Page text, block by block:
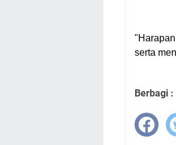
serta
Berbagi :